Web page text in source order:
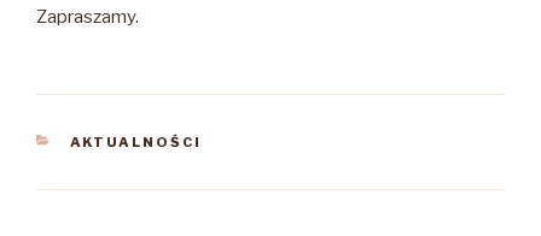
Zapraszamy.
KATEGORIE
AKTUALNOŚCI